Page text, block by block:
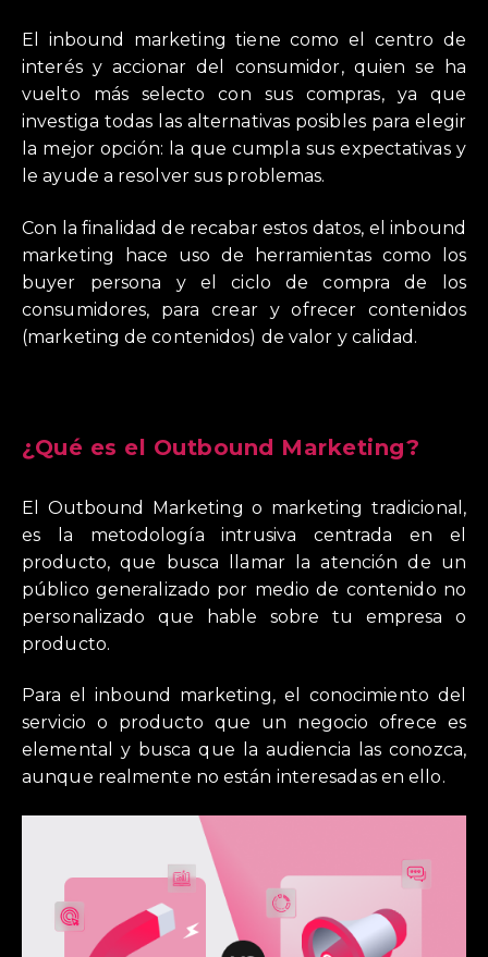
El inbound marketing tiene como el centro de
interés y accionar del consumidor, quien se ha
vuelto más selecto con sus compras, ya que
investiga todas las alternativas posibles para elegir
la mejor opción: la que cumpla sus expectativas y
le ayude a resolver sus problemas.
Con la finalidad de recabar estos datos, el inbound
marketing hace uso de herramientas como los
buyer persona y el ciclo de compra de los
consumidores, para crear y ofrecer contenidos
(marketing de contenidos) de valor y calidad.
¿Qué es el Outbound Marketing?
El Outbound Marketing o marketing tradicional,
es la metodología intrusiva centrada en el
producto, que busca llamar la atención de un
público generalizado por medio de contenido no
personalizado que hable sobre tu empresa o
producto.
Para el inbound marketing, el conocimiento del
servicio o producto que un negocio ofrece es
elemental y busca que la audiencia las conozca,
aunque realmente no están interesadas en ello.